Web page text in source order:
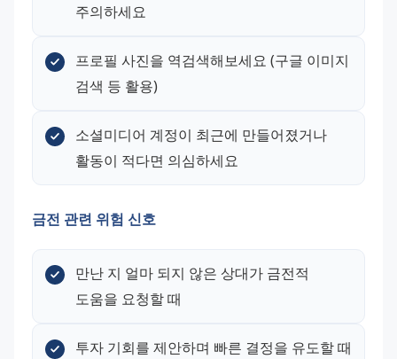
주의하세요
프로필 사진을 역검색해보세요 (구글 이미지
검색 등 활용)
소셜미디어 계정이 최근에 만들어졌거나
활동이 적다면 의심하세요
금전 관련 위험 신호
만난 지 얼마 되지 않은 상대가 금전적
도움을 요청할 때
투자 기회를 제안하며 빠른 결정을 유도할 때